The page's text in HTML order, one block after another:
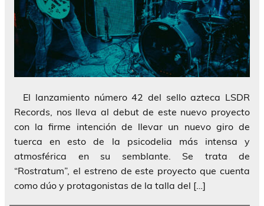
El lanzamiento número 42 del sello azteca LSDR
Records, nos lleva al debut de este nuevo proyecto
con la firme intención de llevar un nuevo giro de
tuerca en esto de la psicodelia más intensa y
atmosférica en su semblante. Se trata de
“Rostratum”, el estreno de este proyecto que cuenta
como dúo y protagonistas de la talla del […]